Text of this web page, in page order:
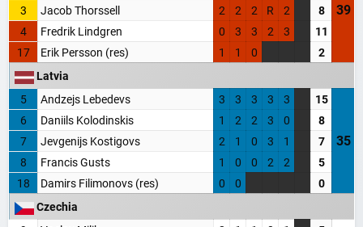
39
3
Jacob Thorssell 2 2 2 R 2
8
4
Fredrik Lindgren 0 3 3 2 3
11
17
Erik Persson (res) 1 1 0
2
Latvia
5
Andzejs Lebedevs 3 3 3 3 3 15
35
6 Daniils Kolodinskis 1 2 2 3 0
8
7
Jevgenijs Kostigovs 2 1 0 3 1
7
8
Francis Gusts 1 0 0 2 2
5
18
Damirs Filimonovs (res) 0 0
0
Czechia